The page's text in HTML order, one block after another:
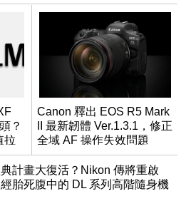
？
拉
Canon 釋出 EOS R5 Mark
II 最新韌體 Ver.1.3.1，修正
全域 AF 操作失效問題
計畫大復活？Nikon 傳將重啟
胎死腹中的 DL 系列高階隨身機